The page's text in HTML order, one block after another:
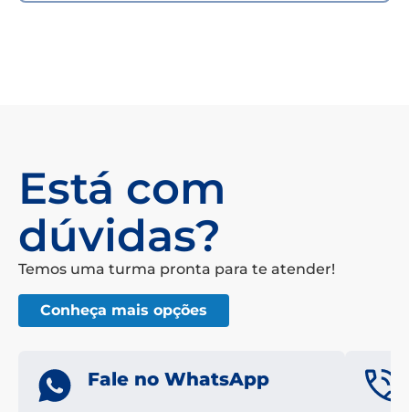
Está com
dúvidas?
Temos uma turma pronta para te atender!
Conheça mais opções
Fale no WhatsApp